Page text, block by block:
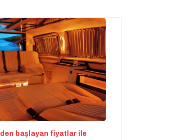
den başlayan fiyatlar ile